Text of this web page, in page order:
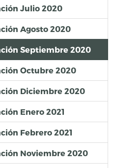
Julio 2020
Agosto 2020
Septiembre 2020
Octubre 2020
Diciembre 2020
Enero 2021
Febrero 2021
Noviembre 2020